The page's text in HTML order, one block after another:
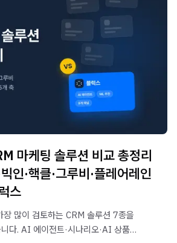
마케팅 솔루션 비교 총정리
인·핵클·그루비·플레어레인
스
장 많이 검토하는 CRM 솔루션 7종을
다. AI 에이전트·시나리오·AI 상품